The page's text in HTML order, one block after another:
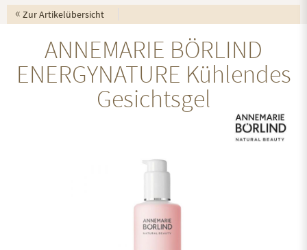
« Zur Artikelübersicht
ANNEMARIE BÖRLIND
ENERGYNATURE Kühlendes
Gesichtsgel